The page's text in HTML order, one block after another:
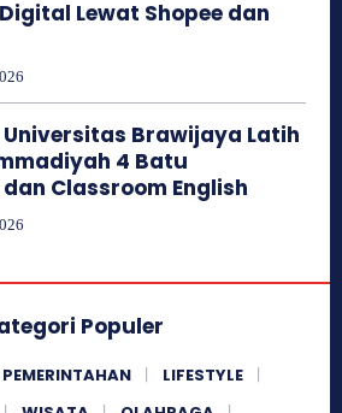
Lewat Shopee dan
Universitas Brawijaya Latih
4 Batu
Classroom English
Populer
PEMERINTAHAN
LIFESTYLE